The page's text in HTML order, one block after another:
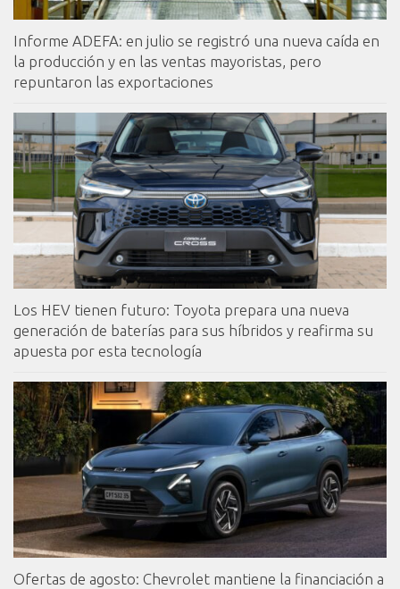
Informe ADEFA: en julio se registró una nueva caída en
la producción y en las ventas mayoristas, pero
repuntaron las exportaciones
Los HEV tienen futuro: Toyota prepara una nueva
generación de baterías para sus híbridos y reafirma su
apuesta por esta tecnología
Ofertas de agosto: Chevrolet mantiene la financiación a